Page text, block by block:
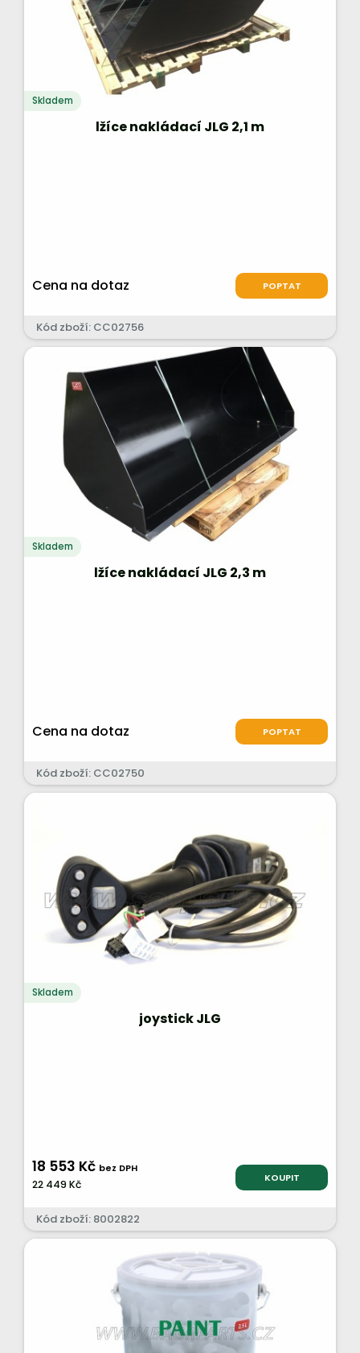
Skladem
lžíce nakládací JLG 2,1 m
Cena na dotaz POPTAT
Kód zboží: CC02756
Skladem
lžíce nakládací JLG 2,3 m
Cena na dotaz POPTAT
Kód zboží: CC02750
Skladem
joystick JLG
18 553 Kč bez DPH
22 449 Kč KOUPIT
Kód zboží: 8002822